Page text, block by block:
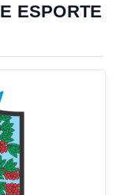
ESPORTE